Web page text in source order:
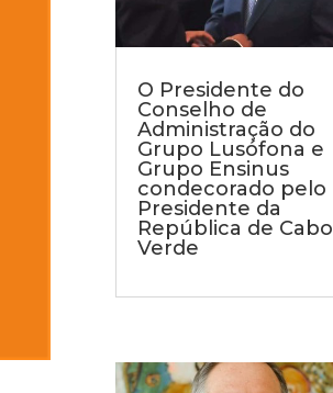
O Presidente do
Conselho de
Administração do
Grupo Lusófona e
Grupo Ensinus
condecorado pelo
Presidente da
República de Cabo
Verde